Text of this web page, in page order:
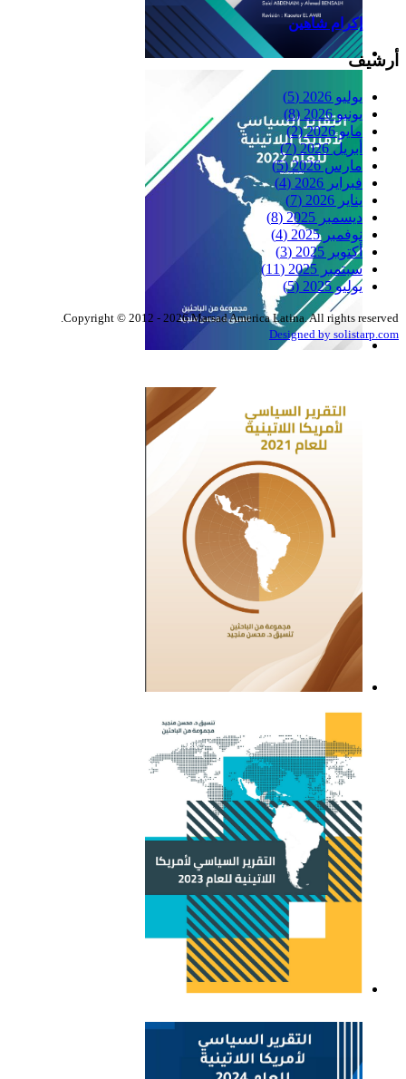
Reflexiones
اللاتينية للعام 2023
إكرام شاهين
أرشيف
يوليو 2026
(5)
يونيو 2026
(8)
مايو 2026
(2)
أبريل 2026
(7)
مارس 2026
(5)
فبراير 2026
(4)
يناير 2026
(7)
ديسمبر 2025
(8)
نوفمبر 2025
(4)
أكتوبر 2025
(3)
سبتمبر 2025
(11)
يوليو 2025
(5)
Copyright © 2012 - 2026 Marsad America Latina. All rights reserved.
Designed by solistarp.com